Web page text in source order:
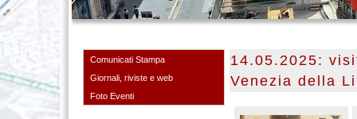
Comunicati Stampa
Giornali, riviste e web
Foto Eventi
14.05.2025:
Venezia della